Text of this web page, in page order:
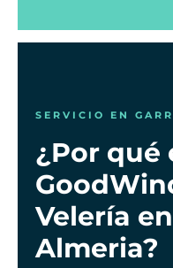
SERVICIO EN
¿Por qué
Velería
Almeria?